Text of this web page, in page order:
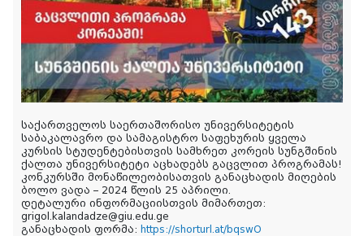
საქართველოს საერთაშორისო უნივერსიტეტის
საბაკალავრო და სამაგისტრო საფეხურის ყველა
კურსის სტუდენტებისთვის სამხრეთ კორეის სუნგშინის
ქალთა უნივერსიტეტი აცხადებს გაცვლით პროგრამას!
კონკურსში მონაწილეობისათვის განაცხადის მიღების
ბოლო ვადა – 2024 წლის 25 აპრილი.
დეტალური ინფორმაციისთვის მიმართეთ:
grigol.kalandadze@giu.edu.ge
განაცხადის ფორმა: https://shorturl.at/bqswO